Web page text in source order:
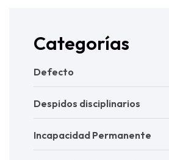
Categorías
Defecto
Despidos disciplinarios
Incapacidad Permanente